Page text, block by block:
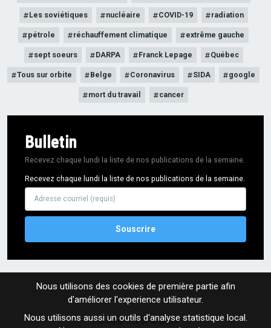
Les soviétiques nucléaire COVID-19 radiation
pétrole réchauffement climatique extrême gauche
sept soeurs DARPA Franck Lepage Québec
Tous sur orbite Belge Coronavirus SIDA google
mort du travail cancer
Bulletin
Recevez chaque lundi la liste de nos publications de la semaine.
Recevez chaque lundi la liste de nos publications de la semaine.
Adresse
courriel
Paradigmes.tv © 2019
Nous utilisons des cookies de première partie afin
d'améliorer l'experience utilisateur.
Nous utilisons aussi un outils d'analyse statistique local.